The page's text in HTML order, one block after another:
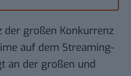
der großen Konkurrenz
auf dem Streaming-
an der großen und